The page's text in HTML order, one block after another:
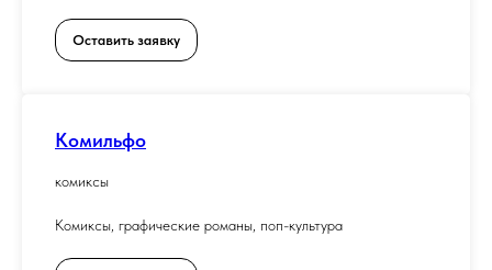
Оставить заявку
Комильфо
комиксы
Комиксы, графические романы, поп-культура